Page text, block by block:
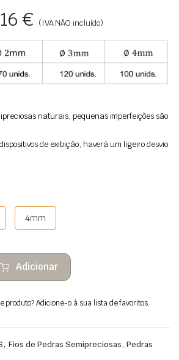
€ (IVA NÃO incluído)
naturais, pequenas imperfeições são
de exibição, haverá um ligeiro desvio
4mm
Adicionar
produto? Adicione-o à sua lista de favoritos.
,Fios de Pedras Semipreciosas,Pedras